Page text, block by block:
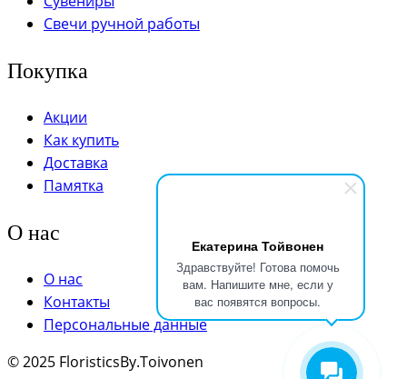
Екатерина Тойвонен
Здравствуйте! Готова помочь
вам. Напишите мне, если у
вас появятся вопросы.
Свечи ручной работы
Покупка
Акции
Как купить
Доставка
Памятка
О нас
О нас
Контакты
Персональные данные
© 2025 FloristicsBy.Toivonen